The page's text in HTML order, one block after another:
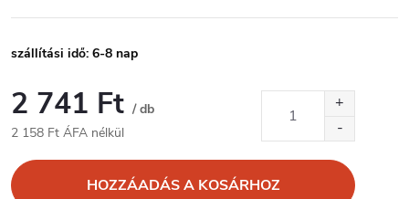
szállítási idő: 6-8 nap
2 741 Ft / db
2 158 Ft ÁFA nélkül
HOZZÁADÁS A KOSÁRHOZ